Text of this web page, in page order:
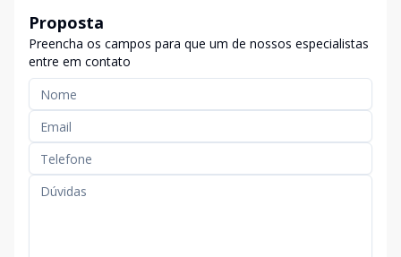
Proposta
Preencha os campos para que um de nossos especialistas
entre em contato